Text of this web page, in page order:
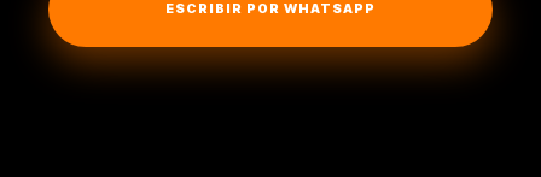
ESCRIBIR POR WHATSAPP